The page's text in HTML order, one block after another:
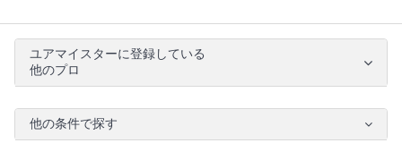
ユアマイスターに登録している
他のプロ
他の条件で探す